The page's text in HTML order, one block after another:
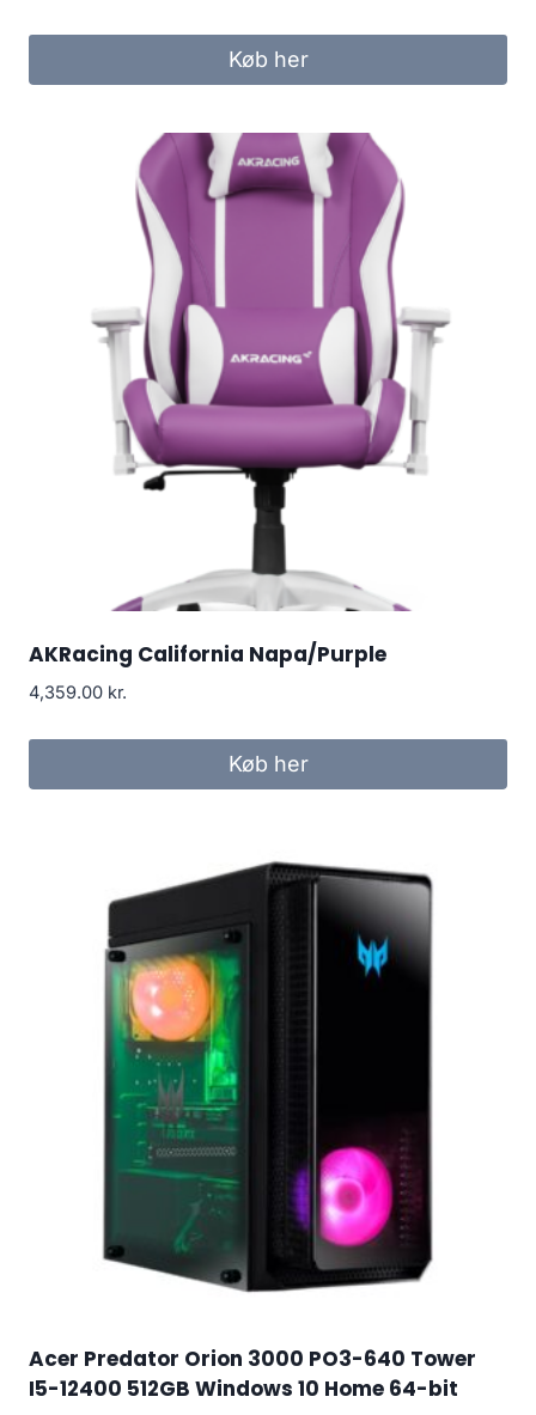
Køb her
AKRacing California Napa/Purple
4,359.00 kr.
Køb her
Acer Predator Orion 3000 PO3-640 Tower
I5-12400 512GB Windows 10 Home 64-bit